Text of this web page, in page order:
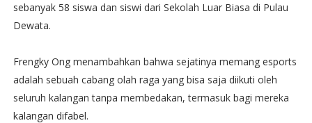
sebanyak 58 siswa dan siswi dari Sekolah Luar Biasa di Pulau
Dewata.
Frengky Ong menambahkan bahwa sejatinya memang esports
adalah sebuah cabang olah raga yang bisa saja diikuti oleh
seluruh kalangan tanpa membedakan, termasuk bagi mereka
kalangan difabel.